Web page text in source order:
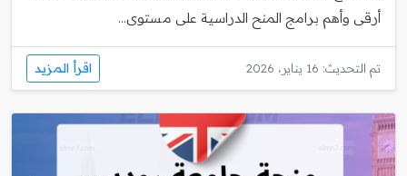
أرقى وأهم برامج المنح الدراسية على مستوى...
تم التحديث: 16 يناير، 2026 اقرأ المزيد